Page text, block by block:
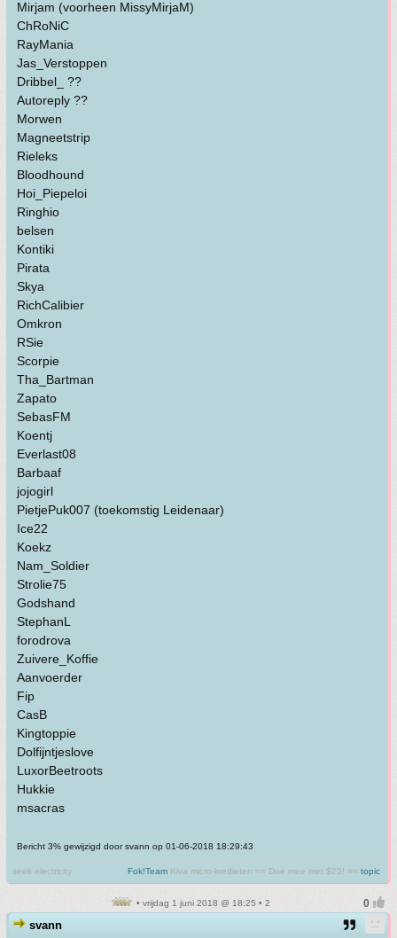
Mirjam (voorheen MissyMirjaM)
ChRoNiC
RayMania
Jas_Verstoppen
Dribbel_ ??
Autoreply ??
Morwen
Magneetstrip
Rieleks
Bloodhound
Hoi_Piepeloi
Ringhio
belsen
Kontiki
Pirata
Skya
RichCalibier
Omkron
RSie
Scorpie
Tha_Bartman
Zapato
SebasFM
Koentj
Everlast08
Barbaaf
jojogirl
PietjePuk007 (toekomstig Leidenaar)
Ice22
Koekz
Nam_Soldier
Strolie75
Godshand
StephanL
forodrova
Zuivere_Koffie
Aanvoerder
Fip
CasB
Kingtoppie
Dolfijntjeslove
LuxorBeetroots
Hukkie
msacras
Bericht 3% gewijzigd door svann op 01-06-2018 18:29:43
seek electricity Fok!Team Kiva micro-kredieten == Doe mee met $25! == topic
• vrijdag 1 juni 2018 @ 18:25 • 2
svann